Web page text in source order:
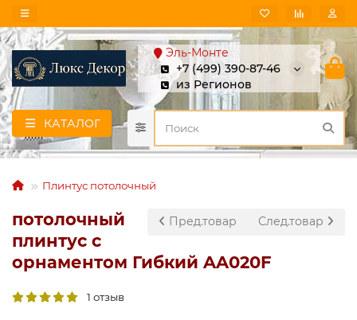
Эль-Монте
+7 (499) 390-87-46
из Регионов
КАТАЛОГ
Плинтус потолочный
Пред.товар След.товар
потолочный
плинтус с
орнаментом Гибкий AA020F
1 отзыв